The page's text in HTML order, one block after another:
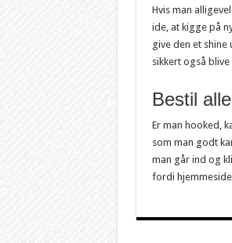
Hvis man
ide, at kigge på
give den et shine
sikkert også
Bestil
Er man hooked,
som man godt
man går ind og
fordi